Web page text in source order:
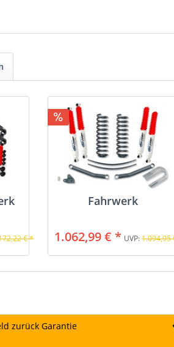
€ *
Fahrwerk
1.062,99 € * UVP:1.094,95
zurück Garantie